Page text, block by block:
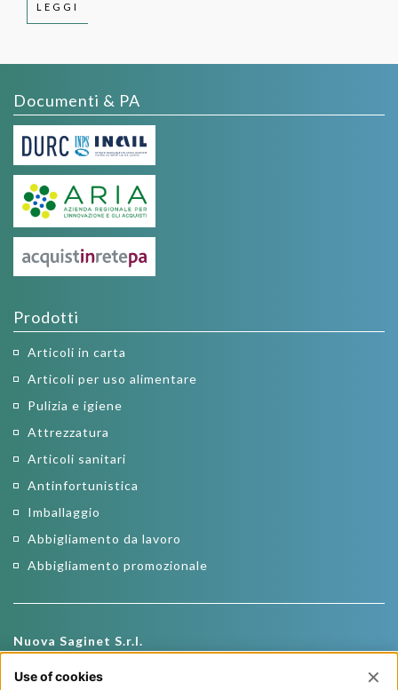
LEGGI
Documenti & PA
Prodotti
Articoli in carta
Articoli per uso alimentare
Pulizia e igiene
Attrezzatura
Articoli sanitari
Antinfortunistica
Imballaggio
Abbigliamento da lavoro
Abbigliamento promozionale
Nuova Saginet S.r.l.
Via Roma, 19